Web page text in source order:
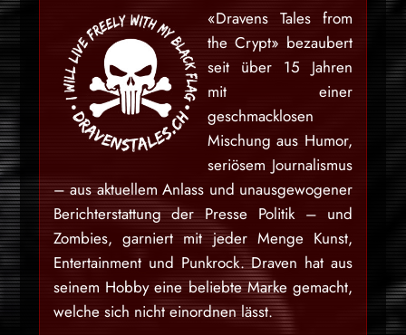
«Dravens Tales from
the Crypt» bezaubert
seit über 15 Jahren
mit einer
geschmacklosen
Mischung aus Humor,
seriösem Journalismus
– aus aktuellem Anlass und unausgewogener
Berichterstattung der Presse Politik – und
Zombies, garniert mit jeder Menge Kunst,
Entertainment und Punkrock. Draven hat aus
seinem Hobby eine beliebte Marke gemacht,
welche sich nicht einordnen lässt.